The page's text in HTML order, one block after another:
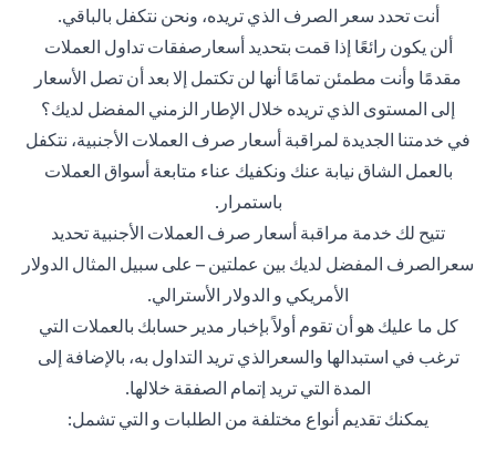
أنت تحدد سعر الصرف الذي تريده، ونحن نتكفل بالباقي.
ألن يكون رائعًا إذا قمت بتحديد أسعارصفقات تداول العملات
مقدمًا وأنت مطمئن تمامًا أنها لن تكتمل إلا بعد أن تصل الأسعار
إلى المستوى الذي تريده خلال الإطار الزمني المفضل لديك؟
في خدمتنا الجديدة لمراقبة أسعار صرف العملات الأجنبية، نتكفل
بالعمل الشاق نيابة عنك ونكفيك عناء متابعة أسواق العملات
باستمرار.
تتيح لك خدمة مراقبة أسعار صرف العملات الأجنبية تحديد
سعرالصرف المفضل لديك بين عملتين – على سبيل المثال الدولار
الأمريكي و الدولار الأسترالي.
كل ما عليك هو أن تقوم أولاً بإخبار مدير حسابك بالعملات التي
ترغب في استبدالها والسعرالذي تريد التداول به، بالإضافة إلى
المدة التي تريد إتمام الصفقة خلالها.
يمكنك تقديم أنواع مختلفة من الطلبات و التي تشمل: